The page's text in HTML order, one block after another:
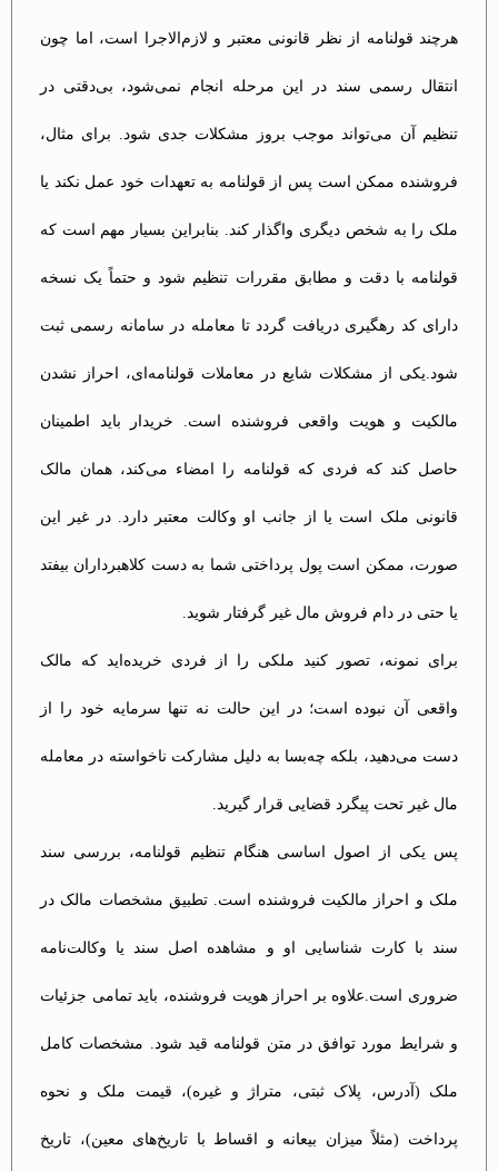
هرچند قولنامه از نظر قانونی معتبر و لازم‌الاجرا است، اما چون
انتقال رسمی سند در این مرحله انجام نمی‌شود، بی‌دقتی در
تنظیم آن می‌تواند موجب بروز مشکلات جدی شود. برای مثال،
فروشنده ممکن است پس از قولنامه به تعهدات خود عمل نکند یا
ملک را به شخص دیگری واگذار کند. بنابراین بسیار مهم است که
قولنامه با دقت و مطابق مقررات تنظیم شود و حتماً یک نسخه
دارای کد رهگیری دریافت گردد تا معامله در سامانه رسمی ثبت
شود.یکی از مشکلات شایع در معاملات قولنامه‌ای، احراز نشدن
مالکیت و هویت واقعی فروشنده است. خریدار باید اطمینان
حاصل کند که فردی که قولنامه را امضاء می‌کند، همان مالک
قانونی ملک است یا از جانب او وکالت معتبر دارد. در غیر این
صورت، ممکن است پول پرداختی شما به دست کلاهبرداران بیفتد
یا حتی در دام فروش مال غیر گرفتار شوید.​
برای نمونه، تصور کنید ملکی را از فردی خریده‌اید که مالک
واقعی آن نبوده است؛ در این حالت نه تنها سرمایه خود را از
دست می‌دهید، بلکه چه‌بسا به دلیل مشارکت ناخواسته در معامله
مال غیر تحت پیگرد قضایی قرار گیرید​.
پس یکی از اصول اساسی هنگام تنظیم قولنامه، بررسی سند
ملک و احراز مالکیت فروشنده است. تطبیق مشخصات مالک در
سند با کارت شناسایی او و مشاهده اصل سند یا وکالت‌نامه
ضروری است.علاوه بر احراز هویت فروشنده، باید تمامی جزئیات
و شرایط مورد توافق در متن قولنامه قید شود. مشخصات کامل
ملک (آدرس، پلاک ثبتی، متراژ و غیره)، قیمت ملک و نحوه
پرداخت (مثلاً میزان بیعانه و اقساط با تاریخ‌های معین)، تاریخ